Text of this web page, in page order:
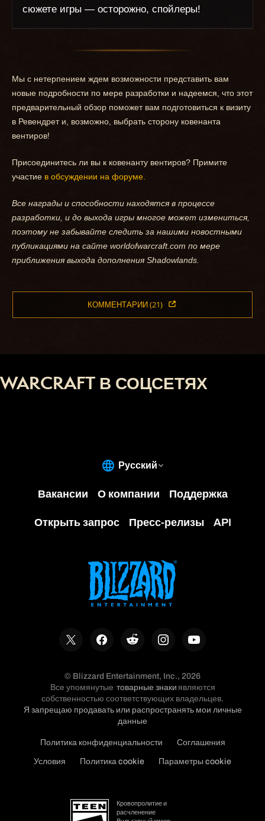
сюжете игры — осторожно, спойлеры!
Мы с нетерпением ждем возможности представить вам
новые подробности по мере разработки и надеемся, что этот
предварительный обзор поможет вам подготовиться к визиту
в Ревендрет и, возможно, выбрать сторону ковенанта
вентиров!
Присоединитесь ли вы к ковенанту вентиров? Примите
участие в обсуждении на форуме.
Все награды и способности находятся в процессе
разработки, и до выхода игры многое может измениться,
поэтому не забывайте следить за нашими новостными
публикациями на сайте worldofwarcraft.com по мере
приближения выхода дополнения Shadowlands.
КОММЕНТАРИИ (21)
WARCRAFT В СОЦСЕТЯХ